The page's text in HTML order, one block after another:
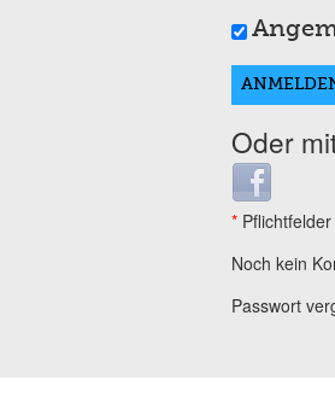
Oder
Login with
* Pflichtfelder
Noch kein
Passwort